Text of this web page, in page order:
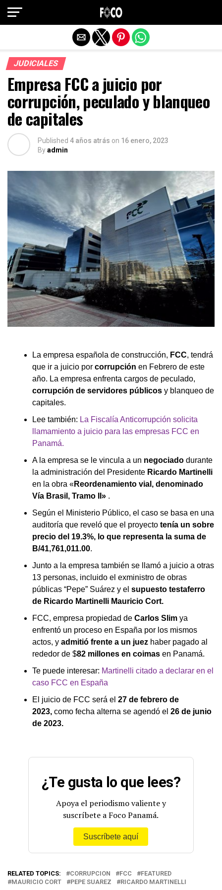
JUDICIALES
Empresa FCC a juicio por
corrupción, peculado y blanqueo
de capitales
Published 4 años atrás on 16 enero, 2023
Byadmin
La empresa española de construcción, FCC, tendrá
que ir a juicio por corrupción en Febrero de este
año. La empresa enfrenta cargos de peculado,
corrupción de servidores públicos y blanqueo de
capitales.
Lee también: La Fiscalía Anticorrupción solicita
llamamiento a juicio para las empresas FCC en
Panamá.
A la empresa se le vincula a un negociado durante
la administración del Presidente Ricardo Martinelli
en la obra «Reordenamiento vial, denominado
Vía Brasil, Tramo II» .
Según el Ministerio Público, el caso se basa en una
auditoría que reveló que el proyecto tenía un sobre
precio del 19.3%, lo que representa la suma de
B/41,761,011.00.
Junto a la empresa también se llamó a juicio a otras
13 personas, incluido el exministro de obras
públicas “Pepe” Suárez y el supuesto testaferro
de Ricardo Martinelli Mauricio Cort.
FCC, empresa propiedad de Carlos Slim ya
enfrentó un proceso en España por los mismos
actos, y admitió frente a un juez haber pagado al
rededor de $82 millones en coimas en Panamá.
Te puede interesar: Martinelli citado a declarar en el
caso FCC en España
El juicio de FCC será el 27 de febrero de
2023, como fecha alterna se agendó el 26 de junio
de 2023.
¿Te gusta lo que lees?
Apoya el periodismo valiente y
suscríbete a Foco Panamá.
Suscríbete aquí
RELATED TOPICS: CORRUPCION FCC
FEATURED
MAURICIO CORT
PEPE SUAREZ RICARDO MARTINELLI
Salir de la versión móvil